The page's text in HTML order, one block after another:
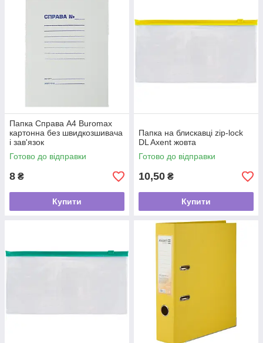
Папка Справа А4 Buromax
картонна без швидкозшивача
і зав'язок
Готово до відправки
8 ₴
Купити
Папка на блискавці zip-lock
DL Axent жовта
Готово до відправки
10,50 ₴
Купити